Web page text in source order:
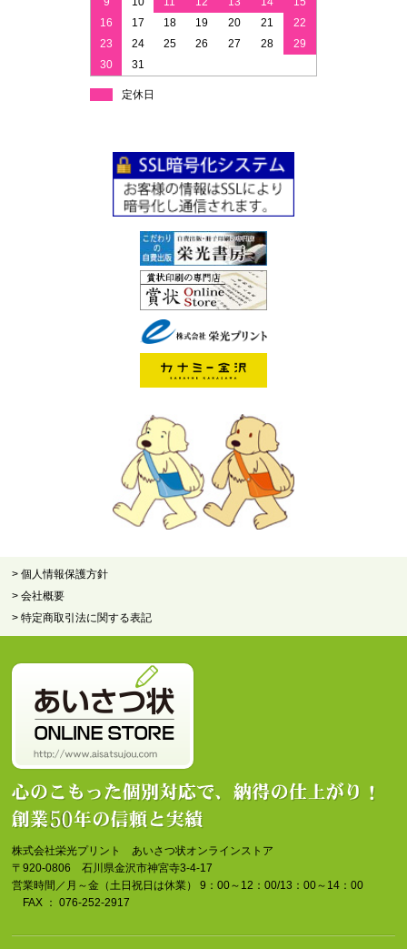
16
17 18 19 20 21
22
23
24 25 26 27 28
29
30
31
定休日
> 個人情報保護方針
> 会社概要
> 特定商取引法に関する表記
株式会社栄光プリント あいさつ状オンラインストア
〒920-0806 石川県金沢市神宮寺3-4-17
営業時間／月～金（土日祝日は休業） 9：00～12：00/13：00～14：00
FAX ： 076-252-2917